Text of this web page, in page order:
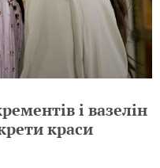
і вазелін
краси